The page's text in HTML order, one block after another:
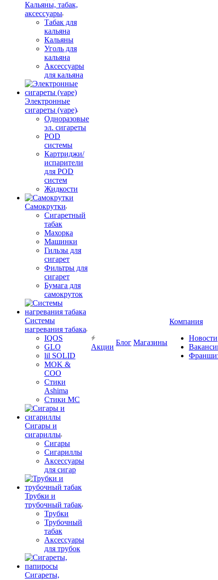
Кальяны, табак,
аксессуары
Табак для
кальяна
Кальяны
Уголь для
кальяна
Аксессуары
для кальяна
Электронные
сигареты (vape)
Одноразовые
эл. сигареты
POD
системы
Картриджи/
испарители
для POD
систем
Жидкости
Самокрутки
Сигаретный
табак
Махорка
Машинки
Гильзы для
сигарет
Фильтры для
сигарет
Бумага для
самокруток
Системы
нагревания табака
IQOS
GLO
lil SOLID
MOK &
COO
Стики
Ashima
Стики MC
Сигары и
сигариллы
Сигары
Сигариллы
Аксессуары
для сигар
Трубки и
трубочный табак
Трубки
Трубочный
табак
Аксессуары
для трубок
Сигареты,
Акции
Блог Магазины
Компания
Новости